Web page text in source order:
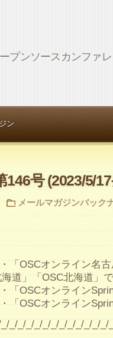
プンソースカンファ
ン
146号 (2023/5/
メールマガジンバック
「OSCオンライン名
海道」「OSC北海道」
「OSCオンライン
「OSCオンライン
_/_/_/_/_/_/_/_/_/_/_/_/